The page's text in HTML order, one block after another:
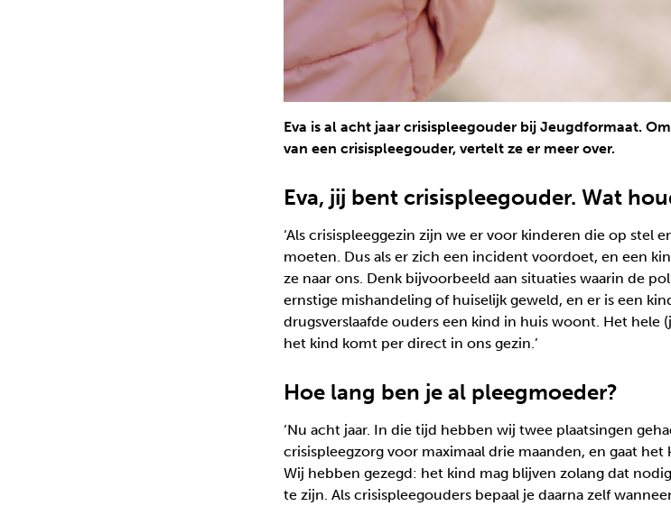
Eva is al acht jaar crisispleegouder bij Jeugdformaat.
van een crisispleegouder, vertelt ze er meer over.
Eva, jij bent crisispleegouder. Wat
‘Als crisispleeggezin zijn we er voor kinderen die op stel
moeten. Dus als er zich een incident voordoet, en een
ze naar ons. Denk bijvoorbeeld aan situaties waarin de
ernstige mishandeling of huiselijk geweld, en er is een
drugsverslaafde ouders een kind in huis woont. Het hele
het kind komt per direct in ons gezin.’
Hoe lang ben je al pleegmoeder?
‘Nu acht jaar. In die tijd hebben wij twee plaatsingen
crisispleegzorg voor maximaal drie maanden, en gaat
Wij hebben gezegd: het kind mag blijven zolang dat
te zijn. Als crisispleegouders bepaal je daarna zelf